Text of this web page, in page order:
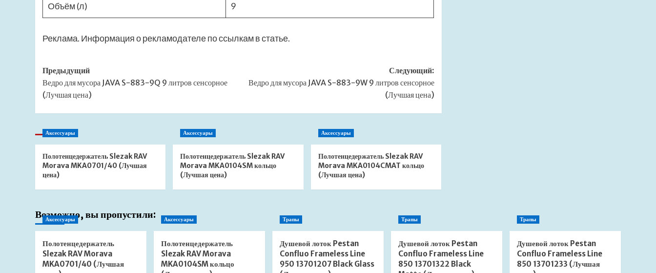
Объём (л) 9
Реклама. Информация о рекламодателе по ссылкам в статье.
Навигация
записи
Предыдущий
Ведро для мусора JAVA S-883-9Q 9 литров сенсорное
(Лучшая цена)
Следующий:
Ведро для мусора JAVA S-883-9W 9 литров сенсорное
(Лучшая цена)
Аксессуары
Полотенцедержатель Slezak RAV
Morava MKA0701/40 (Лучшая
цена)
Аксессуары
Полотенцедержатель Slezak RAV
Morava MKA0104SM кольцо
(Лучшая цена)
Аксессуары
Полотенцедержатель Slezak RAV
Morava MKA0104CMAT кольцо
(Лучшая цена)
Возможно, вы пропустили:
Аксессуары
Полотенцедержатель
Slezak RAV Morava
MKA0701/40 (Лучшая
Аксессуары
Полотенцедержатель
Slezak RAV Morava
MKA0104SM кольцо
Трапы
Душевой лоток Pestan
Confluo Frameless Line
950 13701207 Black Glass
Трапы
Душевой лоток Pestan
Confluo Frameless Line
850 13701322 Black
Трапы
Душевой лоток Pestan
Confluo Frameless Line
850 13701233 (Лучшая